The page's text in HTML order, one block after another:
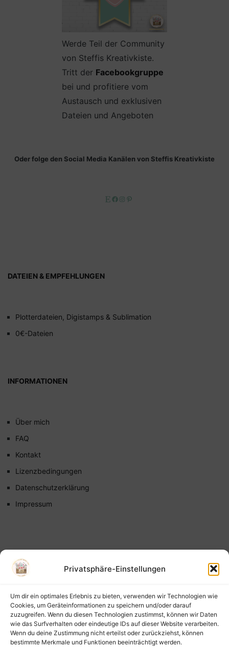
Privatsphäre-Einstellungen
Um dir ein optimales Erlebnis zu bieten, verwenden wir Technologien wie
Cookies, um Geräteinformationen zu speichern und/oder darauf
zuzugreifen. Wenn du diesen Technologien zustimmst, können wir Daten
wie das Surfverhalten oder eindeutige IDs auf dieser Website verarbeiten.
Wenn du deine Zustimmung nicht erteilst oder zurückziehst, können
bestimmte Merkmale und Funktionen beeinträchtigt werden.
Werde Teil der Community
von Steffis Kreativkiste.
Tritt der Facebookgruppe
bei und profitiere vom
Austausch und exklusiven
Dateien und Angeboten
Oder folge den Social Media Kanälen von Steffis Kreativkiste
EtsyFacebook
Instagram
DATEIEN & EMPFEHLUNGEN
Plotterdateien, Digistamps & Sublimation
0€-Dateien
INFORMATIONEN
Über mich
FAQ
Kontakt
Lizenzbedingungen
Datenschutzerklärung
Impressum